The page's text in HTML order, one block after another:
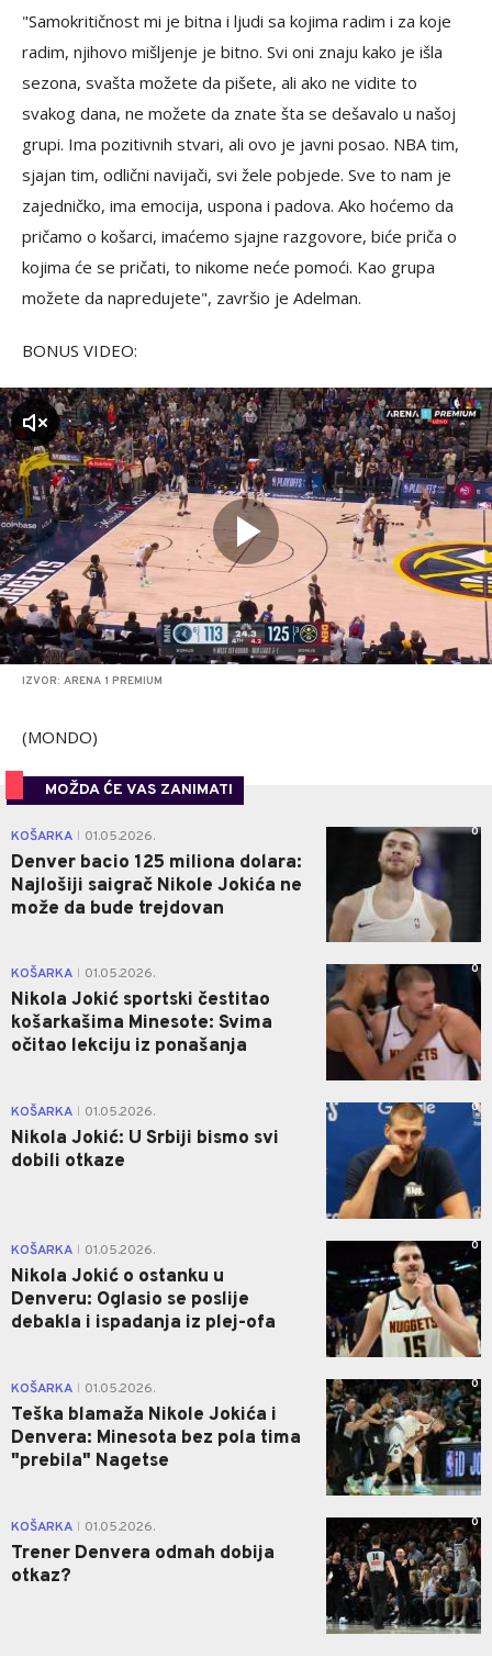
"Samokritičnost mi je bitna i ljudi sa kojima radim i za koje
radim, njihovo mišljenje je bitno. Svi oni znaju kako je išla
sezona, svašta možete da pišete, ali ako ne vidite to
svakog dana, ne možete da znate šta se dešavalo u našoj
grupi. Ima pozitivnih stvari, ali ovo je javni posao. NBA tim,
sjajan tim, odlični navijači, svi žele pobjede. Sve to nam je
zajedničko, ima emocija, uspona i padova. Ako hoćemo da
pričamo o košarci, imaćemo sjajne razgovore, biće priča o
kojima će se pričati, to nikome neće pomoći. Kao grupa
možete da napredujete", završio je Adelman.
BONUS VIDEO:
IZVOR: ARENA 1 PREMIUM
(MONDO)
MOŽDA ĆE VAS ZANIMATI
KOŠARKA 01.05.2026.
Denver bacio 125 miliona dolara:
Najlošiji saigrač Nikole Jokića ne
može da bude trejdovan
0
KOŠARKA 01.05.2026.
Nikola Jokić sportski čestitao
košarkašima Minesote: Svima
očitao lekciju iz ponašanja
0
KOŠARKA 01.05.2026.
Nikola Jokić: U Srbiji bismo svi
dobili otkaze
0
KOŠARKA 01.05.2026.
Nikola Jokić o ostanku u
Denveru: Oglasio se poslije
debakla i ispadanja iz plej-ofa
0
KOŠARKA 01.05.2026.
Teška blamaža Nikole Jokića i
Denvera: Minesota bez pola tima
"prebila" Nagetse
0
KOŠARKA 01.05.2026.
Trener Denvera odmah dobija
otkaz?
0